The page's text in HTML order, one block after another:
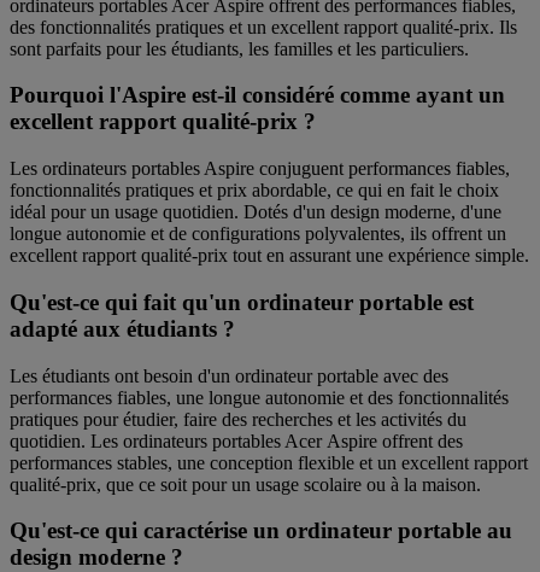
ordinateurs portables Acer Aspire offrent des performances fiables,
des fonctionnalités pratiques et un excellent rapport qualité-prix. Ils
sont parfaits pour les étudiants, les familles et les particuliers.
Pourquoi l'Aspire est-il considéré comme ayant un
excellent rapport qualité-prix ?
Les ordinateurs portables Aspire conjuguent performances fiables,
fonctionnalités pratiques et prix abordable, ce qui en fait le choix
idéal pour un usage quotidien. Dotés d'un design moderne, d'une
longue autonomie et de configurations polyvalentes, ils offrent un
excellent rapport qualité-prix tout en assurant une expérience simple.
Qu'est-ce qui fait qu'un ordinateur portable est
adapté aux étudiants ?
Les étudiants ont besoin d'un ordinateur portable avec des
performances fiables, une longue autonomie et des fonctionnalités
pratiques pour étudier, faire des recherches et les activités du
quotidien. Les ordinateurs portables Acer Aspire offrent des
performances stables, une conception flexible et un excellent rapport
qualité-prix, que ce soit pour un usage scolaire ou à la maison.
Qu'est-ce qui caractérise un ordinateur portable au
design moderne ?